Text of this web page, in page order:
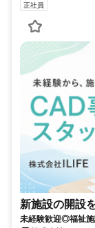
正社員
新施設の開設
未経験歓迎◎福祉